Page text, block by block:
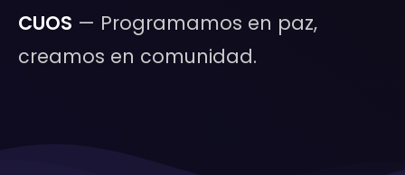
CUOS — Programamos en paz,
creamos en comunidad.